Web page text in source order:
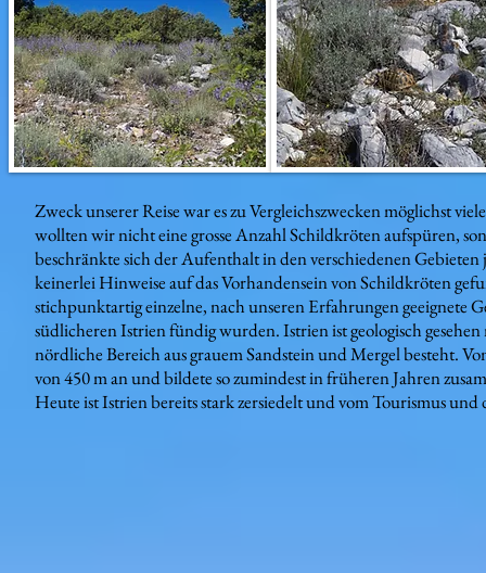
Zweck unserer Reise war es zu Vergleichszwecken möglichst
wollten wir nicht eine grosse Anzahl Schildkröten aufspüren,
beschränkte sich der Aufenthalt in den verschiedenen
keinerlei Hinweise auf das Vorhandensein von Schildkröten
stichpunktartig einzelne, nach unseren Erfahrungen geeignete
südlicheren Istrien fündig wurden. Istrien ist geologisch
nördliche Bereich aus grauem Sandstein und Mergel besteht.
von 450 m an und bildete so zumindest in früheren Jahren
Heute ist Istrien bereits stark zersiedelt und vom Tourismus